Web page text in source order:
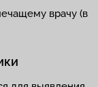
врачу (в